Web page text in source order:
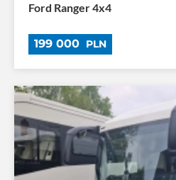
Ford Ranger 4x4
199 000 PLN